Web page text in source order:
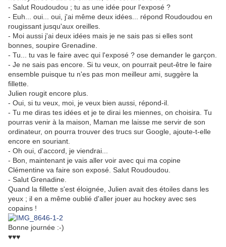
- Salut Roudoudou ; tu as une idée pour l'exposé ?
- Euh... oui... oui, j'ai même deux idées... répond Roudoudou en
rougissant jusqu'aux oreilles.
- Moi aussi j'ai deux idées mais je ne sais pas si elles sont
bonnes, soupire Grenadine.
- Tu... tu vas le faire avec qui l'exposé ? ose demander le garçon.
- Je ne sais pas encore. Si tu veux, on pourrait peut-être le faire
ensemble puisque tu n'es pas mon meilleur ami, suggère la
fillette.
Julien rougit encore plus.
- Oui, si tu veux, moi, je veux bien aussi, répond-il.
- Tu me diras tes idées et je te dirai les miennes, on choisira. Tu
pourras venir à la maison, Maman me laisse me servir de son
ordinateur, on pourra trouver des trucs sur Google, ajoute-t-elle
encore en souriant.
- Oh oui, d'accord, je viendrai...
- Bon, maintenant je vais aller voir avec qui ma copine
Clémentine va faire son exposé. Salut Roudoudou.
- Salut Grenadine.
Quand la fillette s'est éloignée, Julien avait des étoiles dans les
yeux ; il en a même oublié d'aller jouer au hockey avec ses
copains !
Bonne journée :-)
♥♥♥